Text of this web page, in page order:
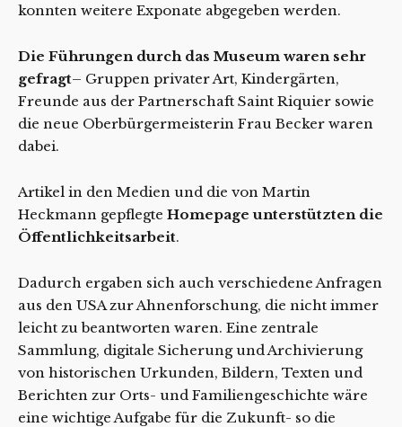
konnten weitere Exponate abgegeben werden.
Die Führungen durch das Museum waren sehr
gefragt– Gruppen privater Art, Kindergärten,
Freunde aus der Partnerschaft Saint Riquier sowie
die neue Oberbürgermeisterin Frau Becker waren
dabei.
Artikel in den Medien und die von Martin
Heckmann gepflegte Homepage unterstützten die
Öffentlichkeitsarbeit.
Dadurch ergaben sich auch verschiedene Anfragen
aus den USA zur Ahnenforschung, die nicht immer
leicht zu beantworten waren. Eine zentrale
Sammlung, digitale Sicherung und Archivierung
von historischen Urkunden, Bildern, Texten und
Berichten zur Orts- und Familiengeschichte wäre
eine wichtige Aufgabe für die Zukunft- so die